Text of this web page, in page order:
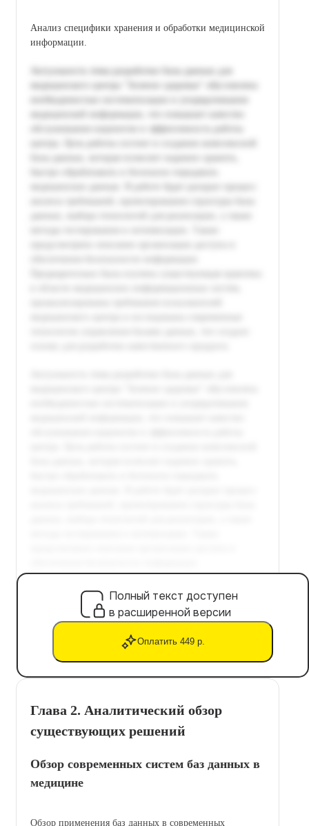
Анализ специфики хранения и обработки медицинской
информации.
Полный текст доступен
в расширенной версии
Оплатить 449 р.
Глава 2. Аналитический обзор
существующих решений
Обзор современных систем баз данных в
медицине
Обзор применения баз данных в современных